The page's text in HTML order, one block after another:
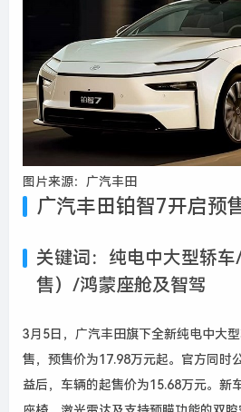
图片来源：广汽丰田
广汽丰田铂智7开启预
关键词：纯电中大型轿
售）/鸿蒙座舱及智驾
3月5日，广汽丰田旗下全新纯电中大
售，预售价为17.98万元起。官方同时
益后，车辆的起售价为15.68万元。新